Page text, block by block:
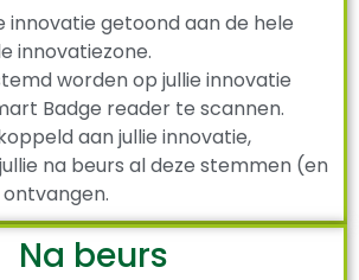
innovatie getoond aan de hele
innovatiezone.
worden op jullie innovatie
Badge reader te scannen.
aan jullie innovatie,
na beurs al deze stemmen (en
Na beurs